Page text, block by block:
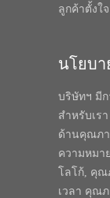
ลูกค้าตั้งใจ
นโยบา
บริษัทฯ มี
สำหรับเร
ด้านคุณภ
ความหมา
โลโก้, คุณ
เวลา คุณ